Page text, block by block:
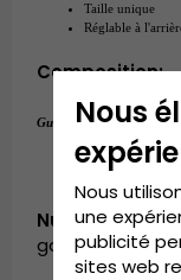
Taille unique
Réglable à
Composition:
Guide des tailles:
Numéro
Nous
Nous
une
publicité
sites web